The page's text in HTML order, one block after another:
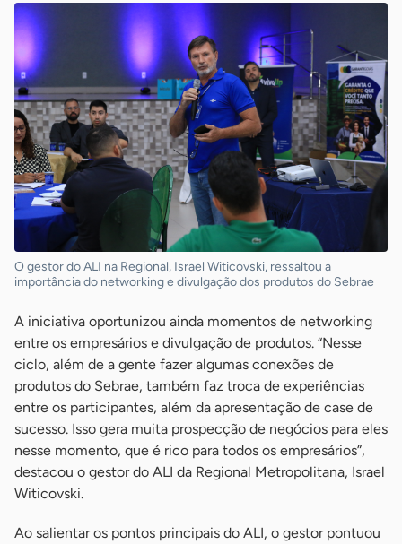
O gestor do ALI na Regional, Israel Witicovski, ressaltou a
importância do networking e divulgação dos produtos do Sebrae
A iniciativa oportunizou ainda momentos de networking
entre os empresários e divulgação de produtos. “Nesse
ciclo, além de a gente fazer algumas conexões de
produtos do Sebrae, também faz troca de experiências
entre os participantes, além da apresentação de case de
sucesso. Isso gera muita prospecção de negócios para eles
nesse momento, que é rico para todos os empresários”,
destacou o gestor do ALI da Regional Metropolitana, Israel
Witicovski.
Ao salientar os pontos principais do ALI, o gestor pontuou